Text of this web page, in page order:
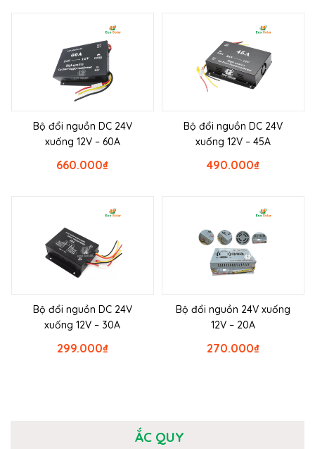
Bộ đổi nguồn DC 24V
xuống 12V – 60A
₫
660.000
Bộ đổi nguồn DC 24V
xuống 12V – 45A
₫
490.000
Bộ đổi nguồn DC 24V
xuống 12V – 30A
₫
299.000
Bộ đổi nguồn 24V xuống
12V – 20A
₫
270.000
ẮC QUY